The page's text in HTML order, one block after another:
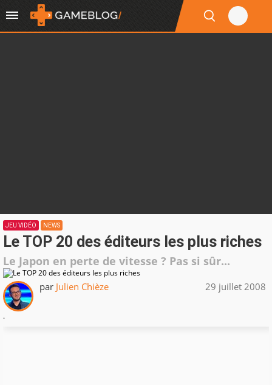
JEU VIDÉO NEWS
Le TOP 20 des éditeurs les plus riches
Le Japon en perte de vitesse ? Pas si sûr...
par Julien Chièze 29 juillet 2008
.